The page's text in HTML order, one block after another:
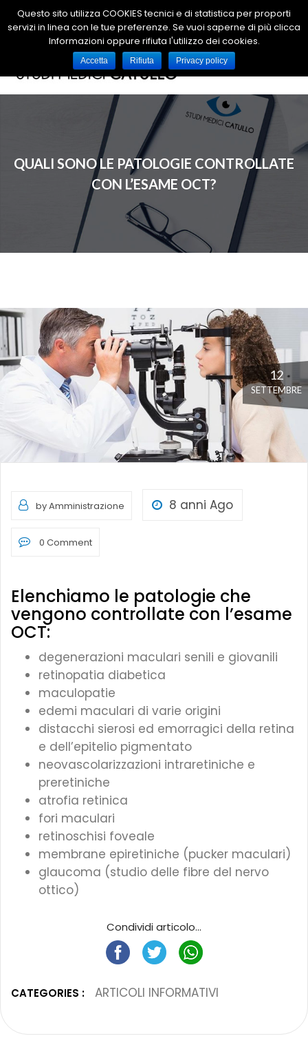
T
g
l
v
QUALI SONO LE PATOLOGIE CONTROLLATE
CON L’ESAME OCT?
12
SETTEMBRE
by Amministrazione 8 anni Ago
0 Comment
Elenchiamo le patologie che
vengono controllate con l’esame
OCT:
degenerazioni maculari senili e giovanili
retinopatia diabetica
maculopatie
edemi maculari di varie origini
distacchi sierosi ed emorragici della retina
e dell’epitelio pigmentato
neovascolarizzazioni intraretiniche e
preretiniche
atrofia retinica
fori maculari
retinoschisi foveale
membrane epiretiniche (pucker maculari)
glaucoma (studio delle fibre del nervo
ottico)
Condividi articolo...
CATEGORIES : ARTICOLI INFORMATIVI
Questo sito utilizza COOKIES tecnici e di statistica per proporti
servizi in linea con le tue preferenze. Se vuoi saperne di più clicca
Informazioni oppure rifiuta l'utilizzo dei cookies.
Accetta Rifiuta Privacy policy